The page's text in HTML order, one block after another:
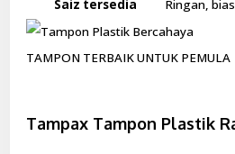
Saiz tersedia
Ringan,
TAMPON TERBAIK UNTUK PEMULA
Tampax Tampon Plastik